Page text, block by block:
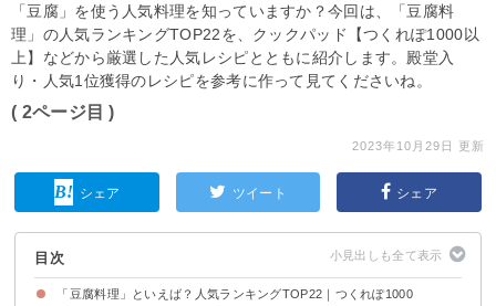
「豆腐」を使う人気料理を知っていますか？今回は、「豆腐料
理」の人気ランキングTOP22を、クックパッド【つくれぽ1000以
上】などから厳選した人気レシピとともに紹介します。殿堂入
り・人気1位獲得のレシピを参考に作って見てくださいね。
( 2ページ目 )
2023年10月29日 更新
シェア ツイート シェア
目次
「豆腐料理」といえば？人気ランキングTOP22｜つくれぽ1000